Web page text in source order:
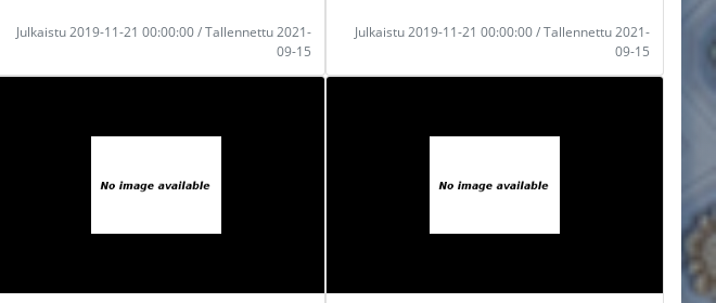
Julkaistu 2019-11-21 00:00:00 / Tallennettu 2021-
09-15
Julkaistu 2019-11-21 00:00:00 / Tallennettu 2021-
09-15